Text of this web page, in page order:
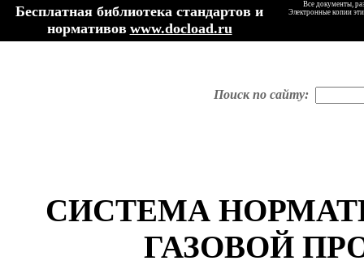
Бесплатная библиотека стандартов и
нормативов www.docload.ru
Все документы,
Электронные копии
Поиск по сайту:
СИСТЕМА
ГАЗОВОЙ